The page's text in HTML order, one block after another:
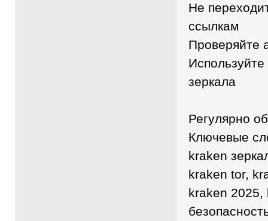
Не
ссылкам
Проверяйте
зеркала
Регулярно
Ключевые
kraken
kraken tor,
kraken 2025,